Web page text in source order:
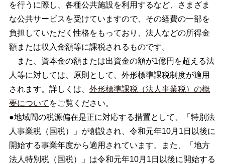
を行うに際し、各種公共施設を利用するなど、さまざま
な公共サービスを受けていますので、その経費の一部を
負担していただく性格をもっており、法人などの所得金
額または収入金額等に課税されるものです。
また、資本金の額または出資金の額が1億円を超える法
人等に対しては、原則として、外形標準課税制度が適用
されます。詳しくは、 外形標準課税（法人事業税）の概
要について をご覧ください。
●地域間の税源偏在是正に対応する措置として、「特別法
人事業税（国税）」が創設され、令和元年10月1日以後に
開始する事業年度から適用されています。また、「地方
法人特別税（国税）」は令和元年10月1日以後に開始する